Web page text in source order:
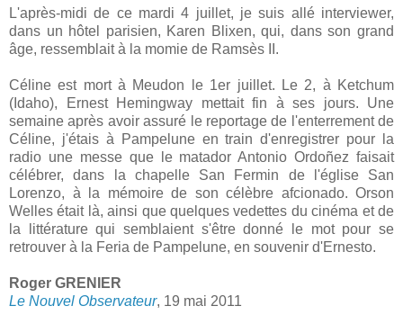
L'après-midi de ce mardi 4 juillet, je suis allé interviewer,
dans un hôtel parisien, Karen Blixen, qui, dans son grand
âge, ressemblait à la momie de Ramsès II.
Céline est mort à Meudon le 1er juillet. Le 2, à Ketchum
(Idaho), Ernest Hemingway mettait fin à ses jours. Une
semaine après avoir assuré le reportage de l'enterrement de
Céline, j'étais à Pampelune en train d'enregistrer pour la
radio une messe que le matador Antonio Ordoñez faisait
célébrer, dans la chapelle San Fermin de l'église San
Lorenzo, à la mémoire de son célèbre afcionado. Orson
Welles était là, ainsi que quelques vedettes du cinéma et de
la littérature qui semblaient s'être donné le mot pour se
retrouver à la Feria de Pampelune, en souvenir d'Ernesto.
Roger GRENIER
Le Nouvel Observateur, 19 mai 2011